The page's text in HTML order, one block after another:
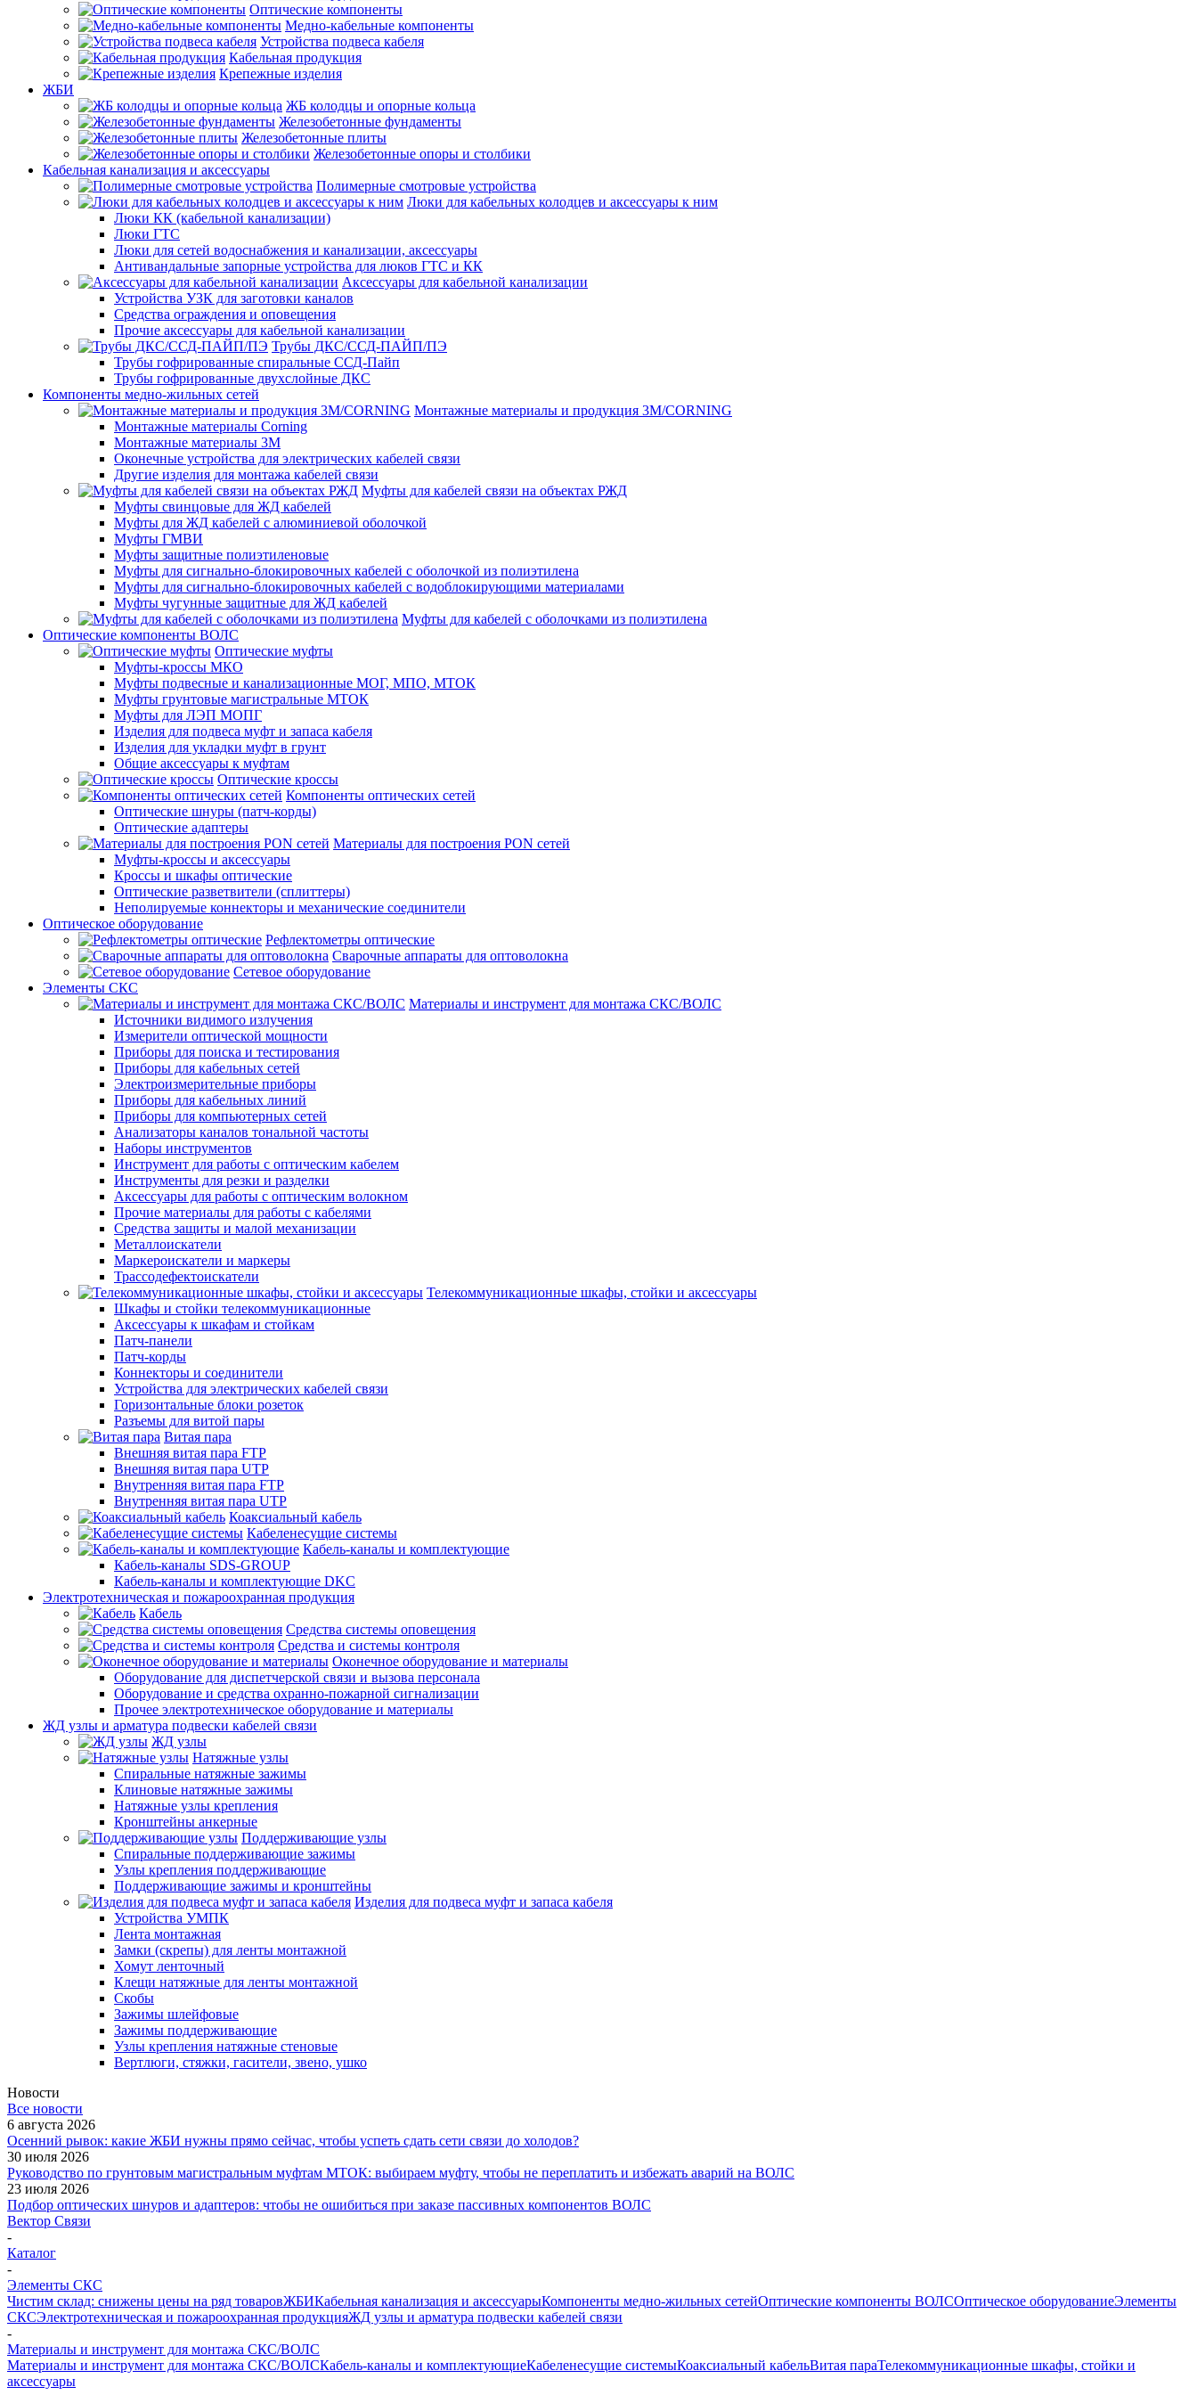
Оптические компоненты
Медно-кабельные компоненты
Устройства подвеса кабеля
Кабельная продукция
Крепежные изделия
ЖБИ
ЖБ колодцы и опорные кольца
Железобетонные фундаменты
Железобетонные плиты
Железобетонные опоры и столбики
Кабельная канализация и аксессуары
Полимерные смотровые устройства
Люки для кабельных колодцев и аксессуары к ним
Люки КК (кабельной канализации)
Люки ГТС
Люки для сетей водоснабжения и канализации, аксессуары
Антивандальные запорные устройства для люков ГТС и КК
Аксессуары для кабельной канализации
Устройства УЗК для заготовки каналов
Средства ограждения и оповещения
Прочие аксессуары для кабельной канализации
Трубы ДКС/ССД-ПАЙП/ПЭ
Трубы гофрированные спиральные ССД-Пайп
Трубы гофрированные двухслойные ДКС
Компоненты медно-жильных сетей
Монтажные материалы и продукция 3M/CORNING
Монтажные материалы Corning
Монтажные материалы 3M
Оконечные устройства для электрических кабелей связи
Другие изделия для монтажа кабелей связи
Муфты для кабелей связи на объектах РЖД
Муфты свинцовые для ЖД кабелей
Муфты для ЖД кабелей с алюминиевой оболочкой
Муфты ГМВИ
Муфты защитные полиэтиленовые
Муфты для сигнально-блокировочных кабелей с оболочкой из полиэтилена
Муфты для сигнально-блокировочных кабелей с водоблокирующими материалами
Муфты чугунные защитные для ЖД кабелей
Муфты для кабелей с оболочками из полиэтилена
Оптические компоненты ВОЛС
Оптические муфты
Муфты-кроссы МКО
Муфты подвесные и канализационные МОГ, МПО, МТОК
Муфты грунтовые магистральные МТОК
Муфты для ЛЭП МОПГ
Изделия для подвеса муфт и запаса кабеля
Изделия для укладки муфт в грунт
Общие аксессуары к муфтам
Оптические кроссы
Компоненты оптических сетей
Оптические шнуры (патч-корды)
Оптические адаптеры
Материалы для построения PON сетей
Муфты-кроссы и аксессуары
Кроссы и шкафы оптические
Оптические разветвители (сплиттеры)
Неполируемые коннекторы и механические соединители
Оптическое оборудование
Рефлектометры оптические
Сварочные аппараты для оптоволокна
Сетевое оборудование
Элементы СКС
Материалы и инструмент для монтажа СКС/ВОЛС
Источники видимого излучения
Измерители оптической мощности
Приборы для поиска и тестирования
Приборы для кабельных сетей
Электроизмерительные приборы
Приборы для кабельных линий
Приборы для компьютерных сетей
Анализаторы каналов тональной частоты
Наборы инструментов
Инструмент для работы с оптическим кабелем
Инструменты для резки и разделки
Аксессуары для работы с оптическим волокном
Прочие материалы для работы с кабелями
Средства защиты и малой механизации
Металлоискатели
Маркероискатели и маркеры
Трассодефектоискатели
Телекоммуникационные шкафы, стойки и аксессуары
Шкафы и стойки телекоммуникационные
Аксессуары к шкафам и стойкам
Патч-панели
Патч-корды
Коннекторы и соединители
Устройства для электрических кабелей связи
Горизонтальные блоки розеток
Разъемы для витой пары
Витая пара
Внешняя витая пара FTP
Внешняя витая пара UTP
Внутренняя витая пара FTP
Внутренняя витая пара UTP
Коаксиальный кабель
Кабеленесущие системы
Кабель-каналы и комплектующие
Кабель-каналы SDS-GROUP
Кабель-каналы и комплектующие DKC
Электротехническая и пожароохранная продукция
Кабель
Средства системы оповещения
Средства и системы контроля
Оконечное оборудование и материалы
Оборудование для диспетчерской связи и вызова персонала
Оборудование и средства охранно-пожарной сигнализации
Прочее электротехническое оборудование и материалы
ЖД узлы и арматура подвески кабелей связи
ЖД узлы
Натяжные узлы
Спиральные натяжные зажимы
Клиновые натяжные зажимы
Натяжные узлы крепления
Кронштейны анкерные
Поддерживающие узлы
Спиральные поддерживающие зажимы
Узлы крепления поддерживающие
Поддерживающие зажимы и кронштейны
Изделия для подвеса муфт и запаса кабеля
Устройства УМПК
Лента монтажная
Замки (скрепы) для ленты монтажной
Хомут ленточный
Клещи натяжные для ленты монтажной
Скобы
Зажимы шлейфовые
Зажимы поддерживающие
Узлы крепления натяжные стеновые
Вертлюги, стяжки, гасители, звено, ушко
Новости
Все новости
6 августа 2026
Осенний рывок: какие ЖБИ нужны прямо сейчас, чтобы успеть сдать сети связи до холодов?
30 июля 2026
Руководство по грунтовым магистральным муфтам МТОК: выбираем муфту, чтобы не переплатить и избежать аварий на ВОЛС
23 июля 2026
Подбор оптических шнуров и адаптеров: чтобы не ошибиться при заказе пассивных компонентов ВОЛС
Вектор Связи
-
Каталог
-
Элементы СКС
Чистим склад: снижены цены на ряд товаровЖБИКабельная канализация и аксессуарыКомпоненты медно-жильных сетейОптические компоненты ВОЛСОптическое оборудованиеЭлементы
СКСЭлектротехническая и пожароохранная продукцияЖД узлы и арматура подвески кабелей связи
-
Материалы и инструмент для монтажа СКС/ВОЛС
Материалы и инструмент для монтажа СКС/ВОЛСКабель-каналы и комплектующиеКабеленесущие системыКоаксиальный кабельВитая параТелекоммуникационные шкафы, стойки и
аксессуары